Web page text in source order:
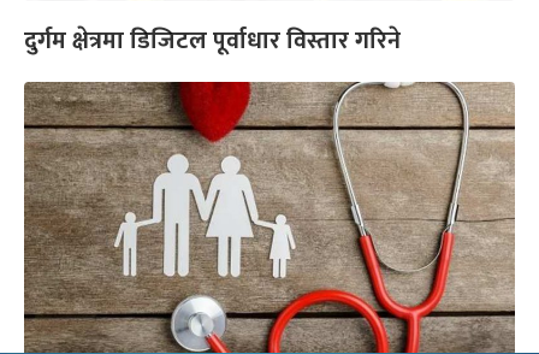
दुर्गम क्षेत्रमा डिजिटल पूर्वाधार विस्तार गरिने